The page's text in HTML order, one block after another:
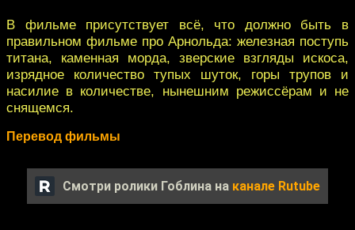
В фильме присутствует всё, что должно быть в
правильном фильме про Арнольда: железная поступь
титана, каменная морда, зверские взгляды искоса,
изрядное количество тупых шуток, горы трупов и
насилие в количестве, нынешним режиссёрам и не
снящемся.
Перевод фильмы
Смотри ролики Гоблина на канале Rutube